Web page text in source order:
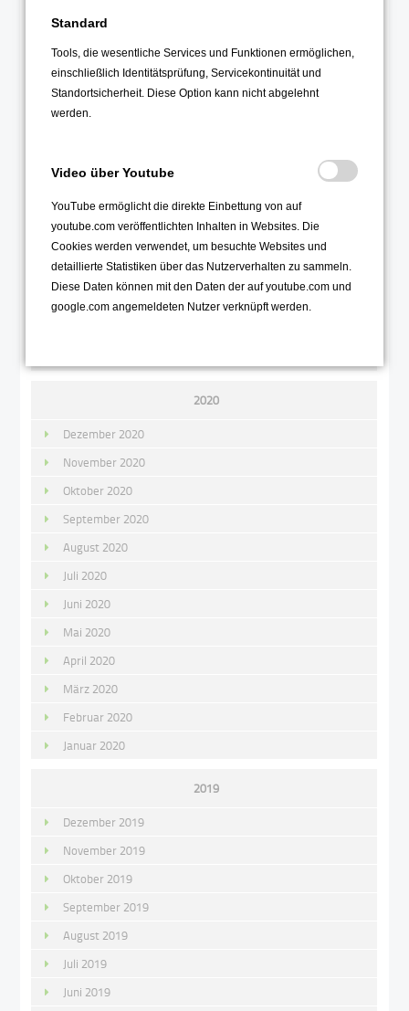
Dezember 2021
November 2021
Oktober 2021
Juni 2021
Mai 2021
April 2021
März 2021
2020
Dezember 2020
November 2020
Oktober 2020
September 2020
August 2020
Juli 2020
Juni 2020
Mai 2020
April 2020
März 2020
Februar 2020
Januar 2020
2019
Dezember 2019
November 2019
Oktober 2019
September 2019
August 2019
Juli 2019
Juni 2019
Standard
Tools, die wesentliche Services und Funktionen ermöglichen,
einschließlich Identitätsprüfung, Servicekontinuität und
Standortsicherheit. Diese Option kann nicht abgelehnt
werden.
Video über Youtube
YouTube ermöglicht die direkte Einbettung von auf
youtube.com veröffentlichten Inhalten in Websites. Die
Cookies werden verwendet, um besuchte Websites und
detaillierte Statistiken über das Nutzerverhalten zu sammeln.
Diese Daten können mit den Daten der auf youtube.com und
google.com angemeldeten Nutzer verknüpft werden.